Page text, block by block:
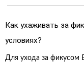
Как ухаживать за
условиях?
Для ухода за